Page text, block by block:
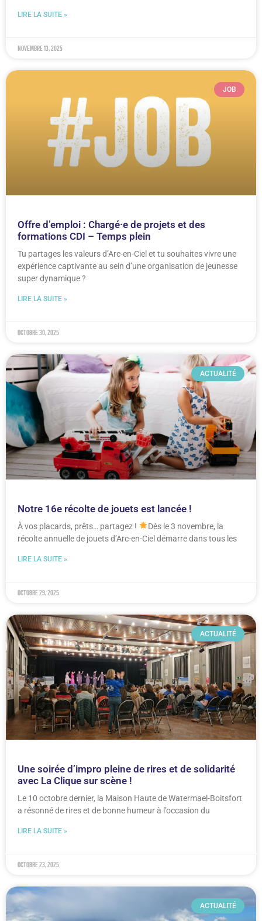
LIRE LA SUITE »
novembre 13, 2025
JOB
Offre d’emploi : Chargé·e de projets et des
formations CDI – Temps plein
Tu partages les valeurs d’Arc-en-Ciel et tu souhaites vivre une
expérience captivante au sein d’une organisation de jeunesse
super dynamique ?
LIRE LA SUITE »
octobre 30, 2025
ACTUALITÉ
Notre 16e récolte de jouets est lancée !
À vos placards, prêts… partagez !
Dès le 3 novembre, la
récolte annuelle de jouets d’Arc-en-Ciel démarre dans tous les
LIRE LA SUITE »
octobre 29, 2025
ACTUALITÉ
Une soirée d’impro pleine de rires et de solidarité
avec La Clique sur scène !
Le 10 octobre dernier, la Maison Haute de Watermael-Boitsfort
a résonné de rires et de bonne humeur à l’occasion du
LIRE LA SUITE »
octobre 23, 2025
ACTUALITÉ